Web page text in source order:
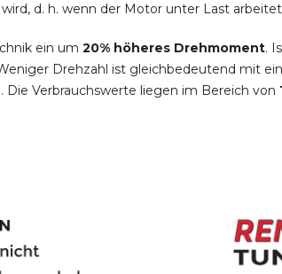
d. h. wenn der Motor unter Last
ein um 20% höheres Drehmoment.
Drehzahl ist gleichbedeutend mit
Die Verbrauchswerte liegen im Bereich von